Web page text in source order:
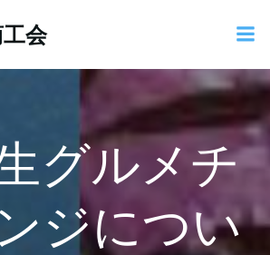
ン
キ
プ
会
グルメチ
ジについ